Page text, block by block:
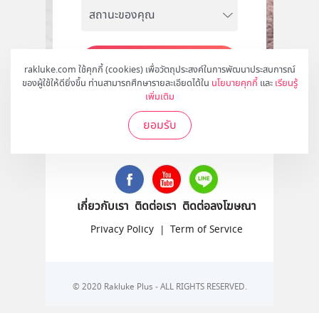
rakluke.com ใช้คุกกี้ (cookies) เพื่อวัตถุประสงค์ในการพัฒนาประสบการณ์
ของผู้ใช้ให้ดียิ่งขึ้น ท่านสามารถศึกษารายละเอียดได้ใน นโยบายคุกกี้ และ เรียนรู้
เพิ่มเติม
ยอมรับ
สมัคร
ติดตามเราได้ที่
เกี่ยวกับเรา ติดต่อเรา ติดต่อลงโฆษณา
Privacy Policy | Term of Service
© 2020 Rakluke Plus - ALL RIGHTS RESERVED.